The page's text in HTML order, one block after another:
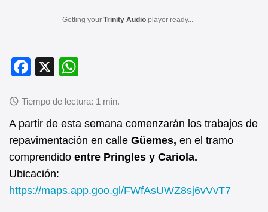
Getting your Trinity Audio player ready...
F
c
e
b
o
o
k
X
at
s
A
p
A partir de esta semana comenzarán los trabajos de
repavimentación en calle Güemes, en el tramo
comprendido entre Pringles y Cariola.
Ubicación:
https://maps.app.goo.gl/FWfAsUWZ8sj6vVvT7